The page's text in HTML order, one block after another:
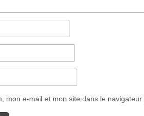
mon e-mail et mon site dans le